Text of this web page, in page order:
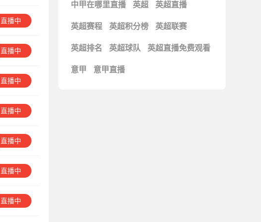
直播中
直播中
直播中
直播中
直播中
直播中
直播中
中甲在哪里直播 英超 英超直播
英超赛程 英超积分榜 英超联赛
英超排名 英超球队 英超直播免费观看
意甲 意甲直播